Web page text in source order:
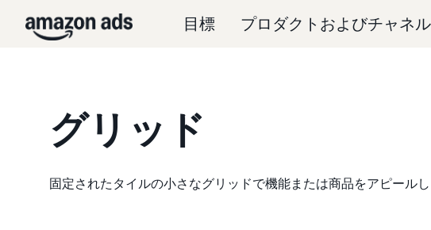
目標 プロダクトおよびチャネル
グリッド
固定されたタイルの小さなグリッドで機能または商品をアピールし